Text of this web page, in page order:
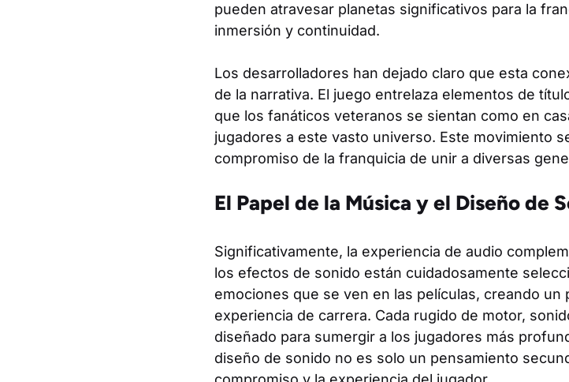
pueden atravesar planetas significativos para la
inmersión y continuidad.
Los desarrolladores han dejado claro que esta
de la narrativa. El juego entrelaza elementos de
que los fanáticos veteranos se sientan como en
jugadores a este vasto universo. Este movimiento
compromiso de la franquicia de unir a diversas
El Papel de la Música y el Diseño de
Significativamente, la experiencia de audio
los efectos de sonido están cuidadosamente
emociones que se ven en las películas, creando un
experiencia de carrera. Cada rugido de motor,
diseñado para sumergir a los jugadores más
diseño de sonido no es solo un pensamiento